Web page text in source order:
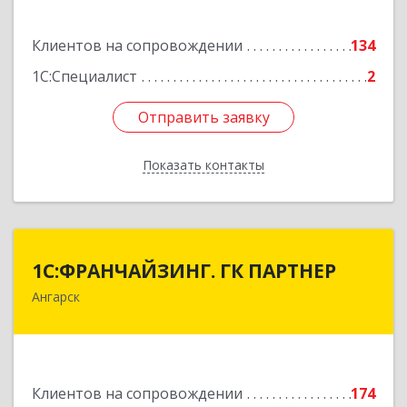
Клиентов на сопровождении
134
1С:Специалист
2
Отправить заявку
Показать контакты
Отправить заявку
Назад
1С:ФРАНЧАЙЗИНГ. ГК ПАРТНЕР
Ангарск
Клиентов на сопровождении 174
1С:ФРАНЧАЙЗИНГ. ГК ПАРТНЕР